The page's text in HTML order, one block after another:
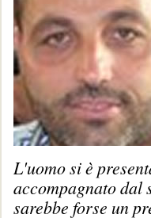
L'uomo si è
accompagnato dal
sarebbe forse un